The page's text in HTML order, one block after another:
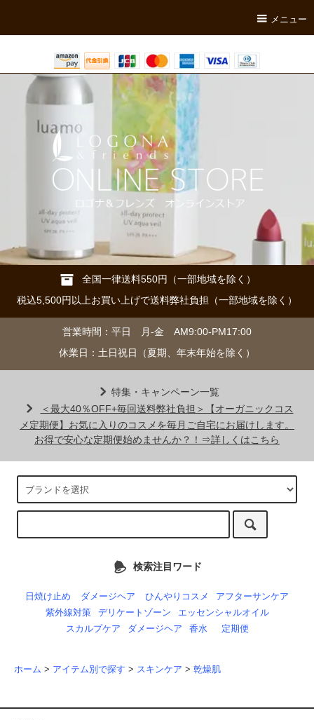
メニュー
全国一律送料550円（一部地域を除く）
税込5,500円以上お買い上げで送料弊社負担（一部地域を除く）
営業時間：平日 月-金 AM9:00-PM17:00
休業日：土日祝日（夏期、年末年始を除く）
特集・キャンペーン一覧
＜最大40％OFF+毎回送料弊社負担＞【オーガニックコス
メ定期便】お気に入りのコスメを毎月ご自宅にお届けします。
お得で安心な定期便始めませんか？！⇒詳しくはこちら
検索注目ワード
日焼け止め ダメージヘア ひんやりコスメ
アフターサンケア
紫外線対策
デリケートゾーン
エッセンシャルオイル
スカルプケア
ダメージヘア 香水 定期便
ホーム > アイテム別で探す > スキンケア > 乾燥肌